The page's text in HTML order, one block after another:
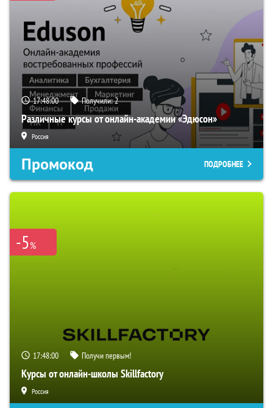
17:47:59 Получили:2
Различные курсы от онлайн-академии «Эдюсон»
Россия
Промокод ПОДРОБНЕЕ
-5%
17:47:59 Получи первым!
Курсы от онлайн-школы Skillfactory
Россия